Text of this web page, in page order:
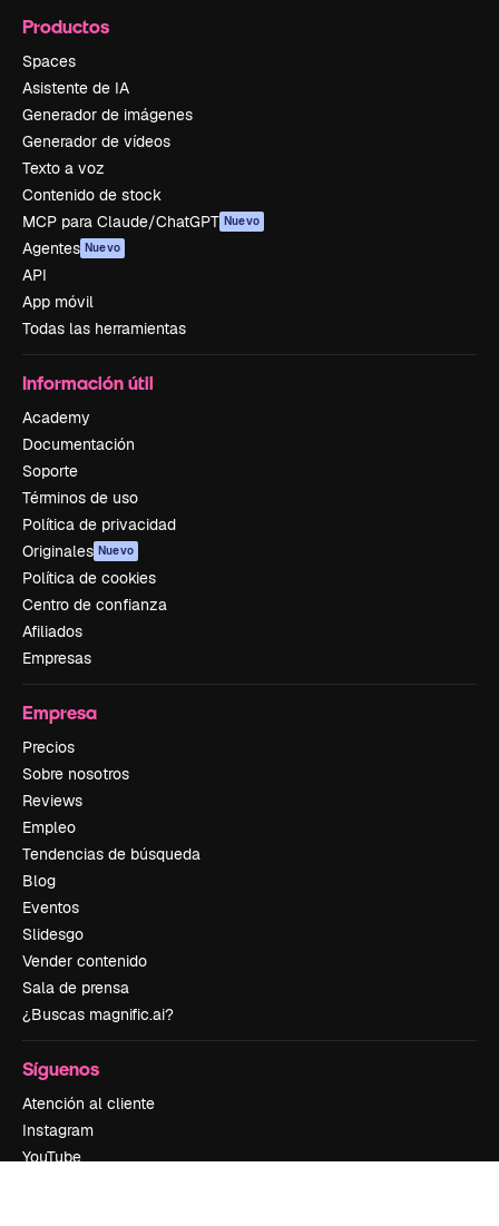
Productos
Spaces
Asistente de IA
Generador de imágenes
Generador de vídeos
Texto a voz
Contenido de stock
MCP para Claude/ChatGPT Nuevo
Agentes Nuevo
API
App móvil
Todas las herramientas
Información útil
Academy
Documentación
Soporte
Términos de uso
Política de privacidad
Originales Nuevo
Política de cookies
Centro de confianza
Afiliados
Empresas
Empresa
Precios
Sobre nosotros
Reviews
Empleo
Tendencias de búsqueda
Blog
Eventos
Slidesgo
Vender contenido
Sala de prensa
¿Buscas magnific.ai?
Síguenos
Atención al cliente
Instagram
YouTube